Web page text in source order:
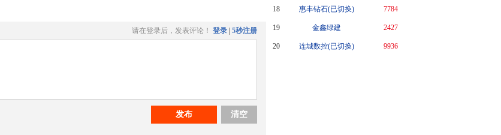
18 惠丰钻石(已切换) 7784
19 金鑫绿建 2427
20 连城数控(已切换) 9936